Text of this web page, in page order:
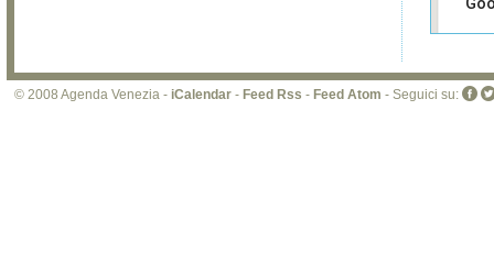
di
sito
© 2008 Agenda Venezia - iCalendar - Feed Rss - Feed Atom - Seguici su: